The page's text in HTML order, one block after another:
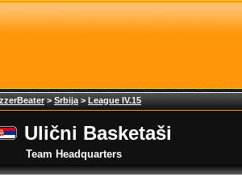
> Srbija > League IV.15
Ulični Basketaši
Team Headquarters